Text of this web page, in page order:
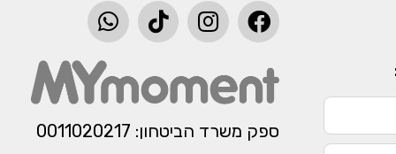
ספק משרד הביטחון: 0011020217​​